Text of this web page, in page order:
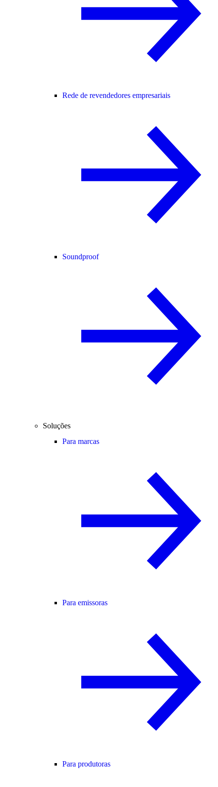
Rede de revendedores empresariais
Soundproof
Soluções
Para marcas
Para emissoras
Para produtoras